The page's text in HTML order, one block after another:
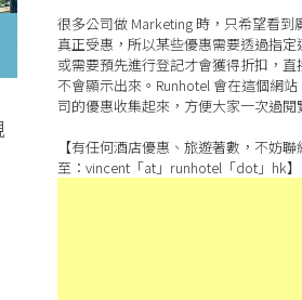
很多公司做 Marketing 時，只希望看到
真正受惠，所以某些優惠需要透過指定
或需要預先進行登記才會獲得折扣，直
不會顯示出來。Runhotel 會在這個網
司的優惠收集起來，方便大家一次過閱
【有任何酒店優惠、旅遊著數，不妨聯
至：vincent「at」runhotel「dot」hk】